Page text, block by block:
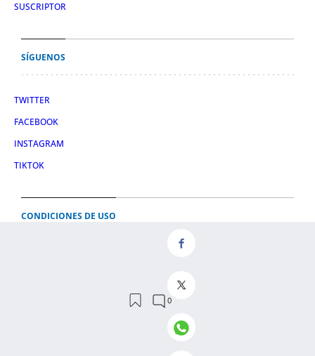
SUSCRIPTOR
SÍGUENOS
TWITTER
FACEBOOK
INSTAGRAM
TIKTOK
CONDICIONES DE USO